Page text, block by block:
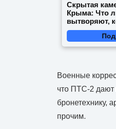
Скрытая
Крыма: Что
вытворяют,
видят...
Военные
что ПТС-2 дают
бронетехнику,
прочим.